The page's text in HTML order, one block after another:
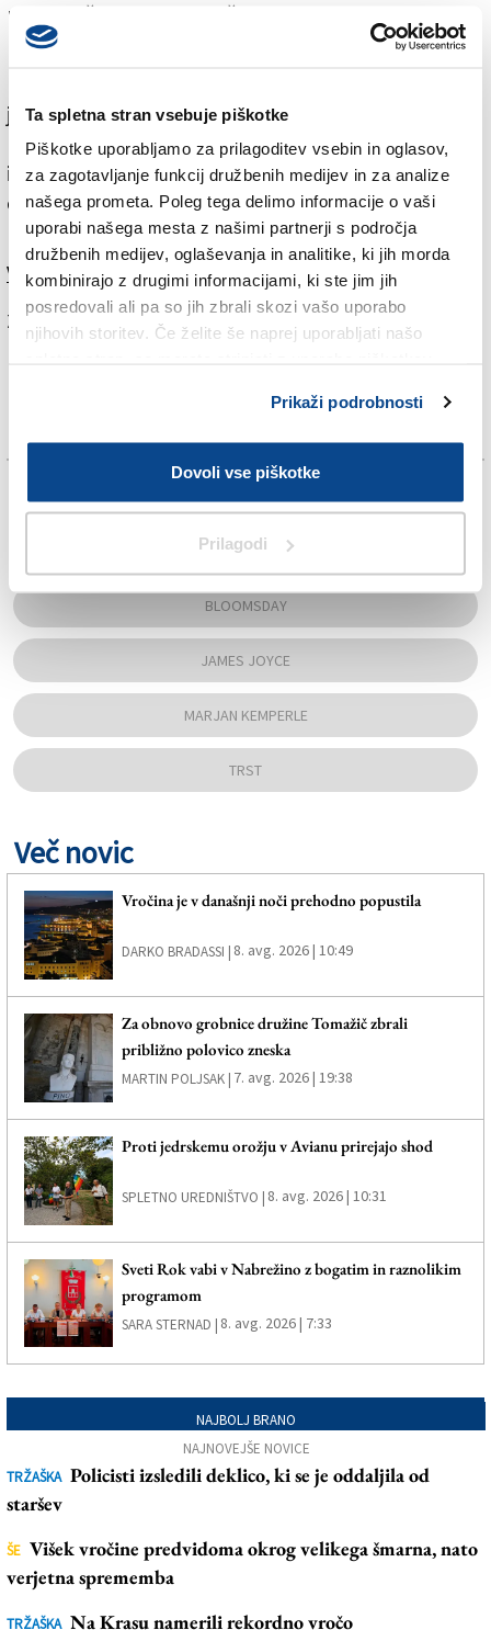
Ta spletna stran vsebuje piškotke
Piškotke uporabljamo za prilagoditev vsebin in oglasov,
za zagotavljanje funkcij družbenih medijev in za analize
našega prometa. Poleg tega delimo informacije o vaši
uporabi našega mesta z našimi partnerji s področja
družbenih medijev, oglaševanja in analitike, ki jih morda
kombinirajo z drugimi informacijami, ki ste jim jih
posredovali ali pa so jih zbrali skozi vašo uporabo
njihovih storitev. Če želite še naprej uporabljati našo
Prikaži podrobnosti
Dovoli vse piškotke
Prilagodi
mimoidoče, ki so se s pločnika zvedavo ozirali nanj.
Kartonasti Joyce je novo, doslej zadnje, tokrat zelo
je hotel na svojstven način pokloniti Bloomsdayu,
mednarodnemu dnevu v spomin na irskega pisatelja,
izbranemu po dnevu, 16. juniju 1904, v katerem se
odvija Ulikses, in imenu njegovega protagonista,
Leopoldu Bloomu.
Več v jutrišnjem (sredinem) Primorskem dnevniku.
Za branje in pisanje komentarjevje potrebna prijava
BANKSY
BLOOMSDAY
JAMES JOYCE
MARJAN KEMPERLE
TRST
Več novic
Vročina je v današnji noči prehodno popustila
DARKO BRADASSI | 8. avg. 2026 | 10:49
Za obnovo grobnice družine Tomažič zbrali
približno polovico zneska
MARTIN POLJSAK | 7. avg. 2026 | 19:38
Proti jedrskemu orožju v Avianu prirejajo shod
SPLETNO UREDNIŠTVO | 8. avg. 2026 | 10:31
Sveti Rok vabi v Nabrežino z bogatim in raznolikim
programom
SARA STERNAD | 8. avg. 2026 | 7:33
NAJBOLJ BRANO
NAJNOVEJŠE NOVICE
TRŽAŠKA Policisti izsledili deklico, ki se je oddaljila od
staršev
ŠE Višek vročine predvidoma okrog velikega šmarna, nato
verjetna sprememba
TRŽAŠKA Na Krasu namerili rekordno vročo